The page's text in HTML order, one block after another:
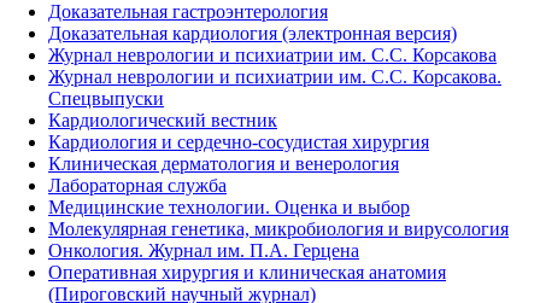
Доказательная гастроэнтерология
Доказательная кардиология (электронная версия)
Журнал неврологии и психиатрии им. С.С. Корсакова
Журнал неврологии и психиатрии им. С.С. Корсакова.
Спецвыпуски
Кардиологический вестник
Кардиология и сердечно-сосудистая хирургия
Клиническая дерматология и венерология
Лабораторная служба
Медицинские технологии. Оценка и выбор
Молекулярная генетика, микробиология и вирусология
Онкология. Журнал им. П.А. Герцена
Оперативная хирургия и клиническая анатомия
(Пироговский научный журнал)